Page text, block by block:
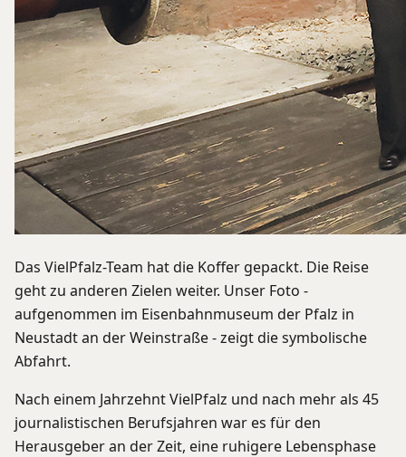
Das VielPfalz-Team hat die Koffer gepackt. Die Reise
geht zu anderen Zielen weiter. Unser Foto -
aufgenommen im Eisenbahnmuseum der Pfalz in
Neustadt an der Weinstraße - zeigt die symbolische
Abfahrt.
Nach einem Jahrzehnt VielPfalz und nach mehr als 45
journalistischen Berufsjahren war es für den
Herausgeber an der Zeit, eine ruhigere Lebensphase